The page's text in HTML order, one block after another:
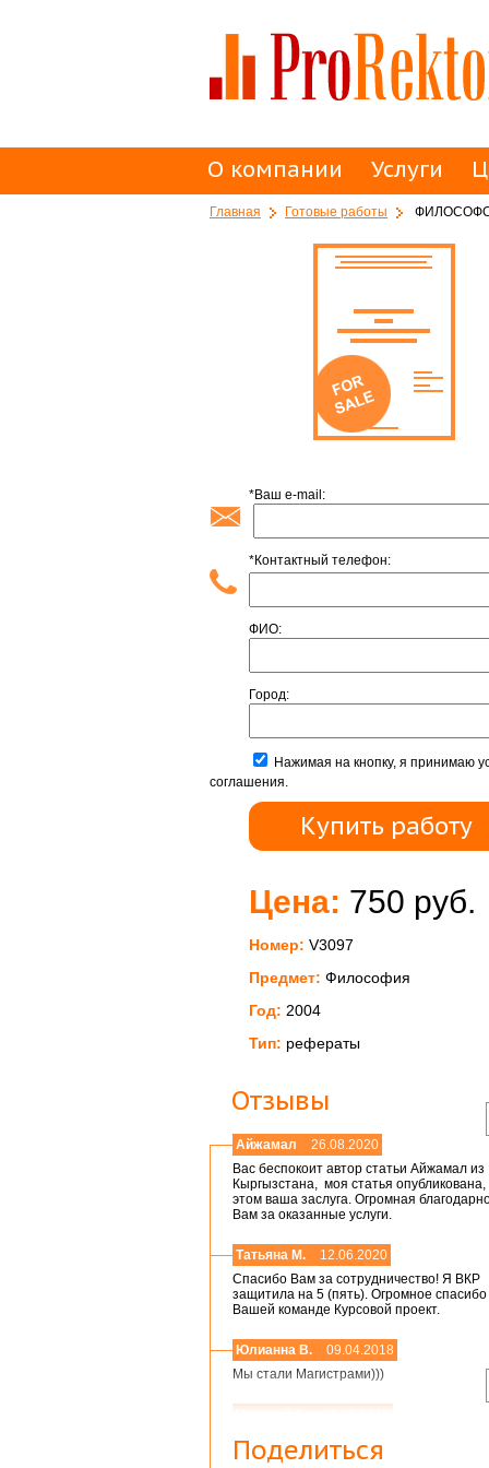
О компании Услуги
Главная Готовые работы
*Ваш e-mail:
*Контактный телефон:
ФИО:
Город:
Нажимая на кнопку, я принимаю
соглашения.
Цена: 750 руб.
Номер: V3097
Предмет: Философия
Год: 2004
Тип: рефераты
Отзывы
Айжамал
26.08.2020
Вас беспокоит автор статьи Айжамал из
Кыргызстана, моя статья опубликована,
этом ваша заслуга. Огромная
Вам за оказанные услуги.
Татьяна М.
12.06.2020
Спасибо Вам за сотрудничество! Я ВКР
защитила на 5 (пять). Огромное
Вашей команде Курсовой проект.
Юлианна В.
09.04.2018
Мы стали Магистрами)))
Мария,добрый день! Спасибо большое.
Защитился на 4!всего доброго
Поделиться